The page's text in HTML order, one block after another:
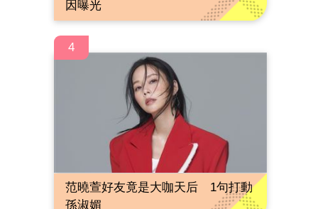
因曝光
4
范曉萱好友竟是大咖天后 1句打動
孫淑媚